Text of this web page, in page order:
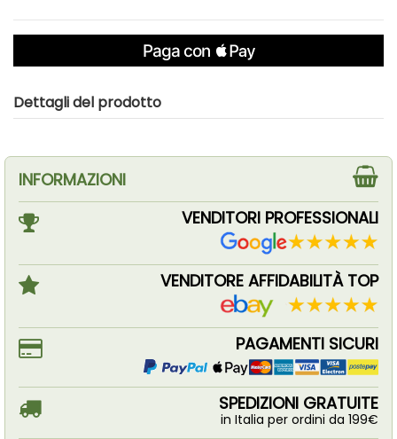
Dettagli del prodotto
INFORMAZIONI
VENDITORI PROFESSIONALI
VENDITORE AFFIDABILITÀ TOP
PAGAMENTI SICURI
SPEDIZIONI GRATUITE
in Italia per ordini da 199€